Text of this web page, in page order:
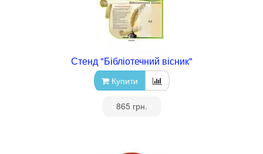
Стенд "Бібліотечний вісник"
Купити
865 грн.